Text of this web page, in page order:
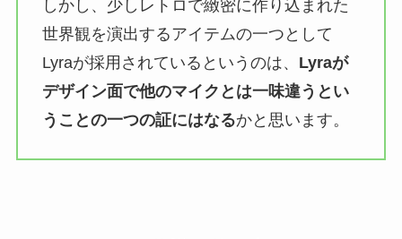
しかし、少しレトロで緻密に作り込まれた
世界観を演出するアイテムの一つとして
Lyraが採用されているというのは、 Lyraが
デザイン面で他のマイクとは一味違うとい
うことの一つの証にはなるかと思います。